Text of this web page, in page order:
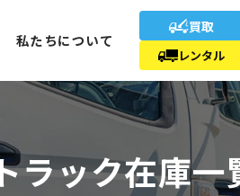
私たちについて
買取
レンタル
ラック在庫一